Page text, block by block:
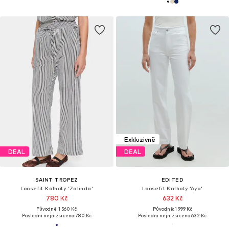
DEAL
SAINT TROPEZ
Loosefit Kalhoty 'Zalinda'
780 Kč
Původně: 1 560 Kč
Poslední nejnižší cena:780 Kč
Exkluzivně
DEAL
EDITED
Loosefit Kalhoty 'Aya'
632 Kč
Původně: 1 999 Kč
Poslední nejnižší cena:632 Kč